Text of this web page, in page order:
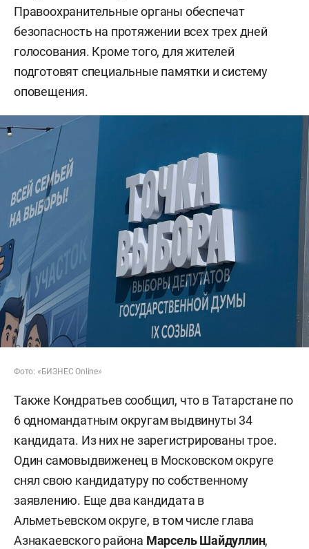
Правоохранительные органы обеспечат
безопасность на протяжении всех трех дней
голосования. Кроме того, для жителей
подготовят специальные памятки и систему
оповещения.
Фото: «БИЗНЕС Online»
Также Кондратьев сообщил, что в Татарстане по
6 одномандатным округам выдвинуты 34
кандидата. Из них не зарегистрированы трое.
Один самовыдвиженец в Московском округе
снял свою кандидатуру по собственному
заявлению. Еще два кандидата в
Альметьевском округе, в том числе глава
Азнакаевского района Марсель Шайдуллин,